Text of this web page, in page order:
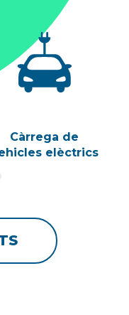
Càrrega de
elèctrics